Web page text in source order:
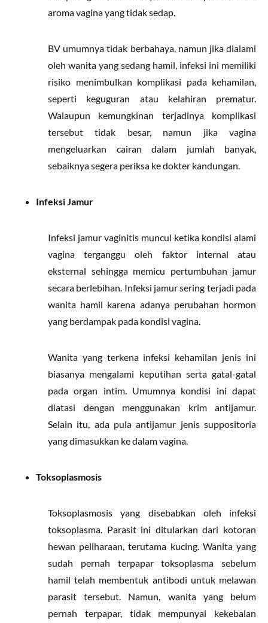
aroma vagina yang tidak sedap.
BV umumnya tidak berbahaya, namun jika dialami
oleh wanita yang sedang hamil, infeksi ini memiliki
risiko menimbulkan komplikasi pada kehamilan,
seperti keguguran atau kelahiran prematur.
Walaupun kemungkinan terjadinya komplikasi
tersebut tidak besar, namun jika vagina
mengeluarkan cairan dalam jumlah banyak,
sebaiknya segera periksa ke dokter kandungan.
Infeksi Jamur
Infeksi jamur vaginitis muncul ketika kondisi alami
vagina terganggu oleh faktor internal atau
eksternal sehingga memicu pertumbuhan jamur
secara berlebihan. Infeksi jamur sering terjadi pada
wanita hamil karena adanya perubahan hormon
yang berdampak pada kondisi vagina.
Wanita yang terkena infeksi kehamilan jenis ini
biasanya mengalami keputihan serta gatal-gatal
pada organ intim. Umumnya kondisi ini dapat
diatasi dengan menggunakan krim antijamur.
Selain itu, ada pula antijamur jenis suppositoria
yang dimasukkan ke dalam vagina.
Toksoplasmosis
Toksoplasmosis yang disebabkan oleh infeksi
toksoplasma. Parasit ini ditularkan dari kotoran
hewan peliharaan, terutama kucing. Wanita yang
sudah pernah terpapar toksoplasma sebelum
hamil telah membentuk antibodi untuk melawan
parasit tersebut. Namun, wanita yang belum
pernah terpapar, tidak mempunyai kekebalan